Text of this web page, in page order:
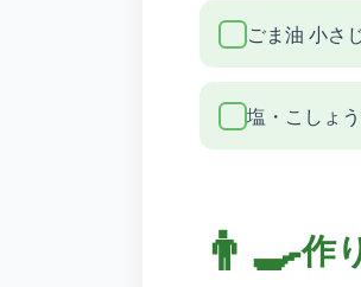
ごま油 小さ
塩・こしょ
👨‍🍳作